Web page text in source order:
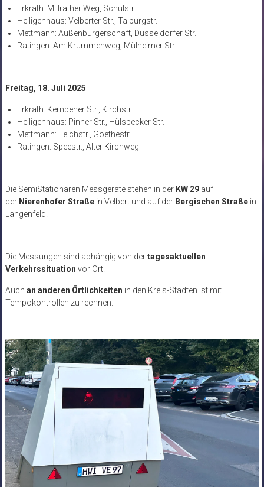
Erkrath: Millrather Weg, Schulstr.
Heiligenhaus: Velberter Str., Talburgstr.
Mettmann: Außenbürgerschaft, Düsseldorfer Str.
Ratingen: Am Krummenweg, Mülheimer Str.
Freitag, 18. Juli 2025
Erkrath: Kempener Str., Kirchstr.
Heiligenhaus: Pinner Str., Hülsbecker Str.
Mettmann: Teichstr., Goethestr.
Ratingen: Speestr., Alter Kirchweg
Die SemiStationären Messgeräte stehen in der KW 29 auf
der Nierenhofer Straße in Velbert und auf der Bergischen Straße in
Langenfeld.
Die Messungen sind abhängig von dertagesaktuellen
Verkehrssituation vor Ort.
Auch an anderen Örtlichkeiten in den Kreis-Städten ist mit
Tempokontrollen zu rechnen.